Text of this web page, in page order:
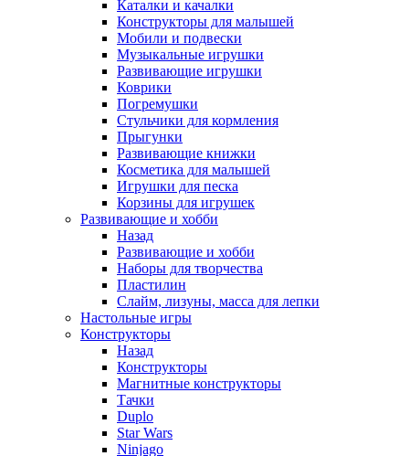
Каталки и качалки
Конструкторы для малышей
Мобили и подвески
Музыкальные игрушки
Развивающие игрушки
Коврики
Погремушки
Стульчики для кормления
Прыгунки
Развивающие книжки
Косметика для малышей
Игрушки для песка
Корзины для игрушек
Развивающие и хобби
Назад
Развивающие и хобби
Наборы для творчества
Пластилин
Слайм, лизуны, масса для лепки
Настольные игры
Конструкторы
Назад
Конструкторы
Магнитные конструкторы
Тачки
Duplo
Star Wars
Ninjago